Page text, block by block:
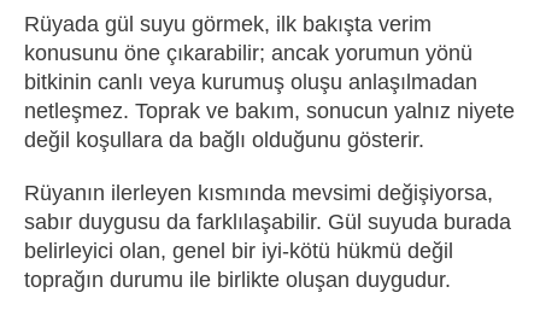
Rüyada gül suyu görmek, ilk bakışta verim
konusunu öne çıkarabilir; ancak yorumun yönü
bitkinin canlı veya kurumuş oluşu anlaşılmadan
netleşmez. Toprak ve bakım, sonucun yalnız niyete
değil koşullara da bağlı olduğunu gösterir.
Rüyanın ilerleyen kısmında mevsimi değişiyorsa,
sabır duygusu da farklılaşabilir. Gül suyuda burada
belirleyici olan, genel bir iyi-kötü hükmü değil
toprağın durumu ile birlikte oluşan duygudur.